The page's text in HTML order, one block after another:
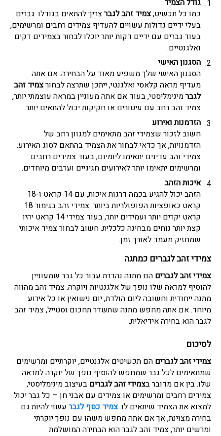
כמו כל תכשיט,צמיד זהב לגברצריך להתאים בגודלו. גברים
בעלי ידיים גדולות עשויים להעדיף צמידים רחבים ומרשימים,
בעוד גברים עם ידיים דקות יותר יוכלו לבחור בצמידים דקים
ואלגנטיים.
הסגנון האישי
הסגנון האישי שלך משפיע מאוד על הבחירה. אם אתה
מעדיף מראה קלאסי ואלגנטי, ייתכן שתרצה לבחורצמיד זהב
לגברמינימליסטי, בעוד אם אתה מעוניין במראה עוצמתי יותר,
צמיד זהב רחב עם עיטורים או חקיקות יכול להתאים יותר.
הזדמנות ואירוע
חשוב לזכור שצמידי זהב מתאימים למגוון רחב של
הזדמנויות, אך כדאי לבחור את הצמיד בהתאם לסוג האירוע.
צמידי זהב עדינים יתאימו ליומיום, בעוד צמידים רחבים
ומרשימים יתאימו יותר לאירועים חגיגיים וערבים מיוחדים.
איכות הזהב
הזהב יכול להגיע בכמה דרגות איכות, עם 14 קראט ו-18
קראט כאופציות הפופולריות ביותר. צמידי זהב בגימור 18
קראט יקרים יותר ועמידים יותר, בעוד צמידי 14 קראט יהיו
קצת יותר נוחים מבחינה כלכלית. חשוב לבחור צמיד איכותי
שמחזיק מעמד לאורך זמן.
צמידי זהב לגברים כמתנה
צמידי זהב לגברים הם מתנה נהדרת עבור כל גבר שמעוניין
להוסיף למראה שלו נופך של אלגנטיות ויוקרה. צמיד זהב מהווה
מתנה ייחודית וחשובה ליום הולדת, יום נישואין או כל אירוע
מיוחד. אם אתה מחפש מתנה שתשדר תחכום וסטייל, צמיד זהב
לגבר הוא בחירה אידיאלית.
לסיכום
צמידי זהב לגברים הם תכשיטים אלגנטיים, יוקרתיים ומרשימים
שמתאימים לכל גבר שמחפש להוסיף נופך של יוקרה למראה
שלו. בין אם מדובר בצמידי זהב לגברים בעיצוב מינימליסטי,
צמידים רחבים ומרשימים או צמידים עם אבני חן – כל גבר יכול
למצוא את הצמיד שיתאים לו.צמיד כסף לגברעשוי להיות גם
בחירה מצוינת, אך אם אתה מחפש משהו עם נופך יוקרתי
ומרשים יותר, צמיד זהב לגבר הוא הבחירה המושלמת